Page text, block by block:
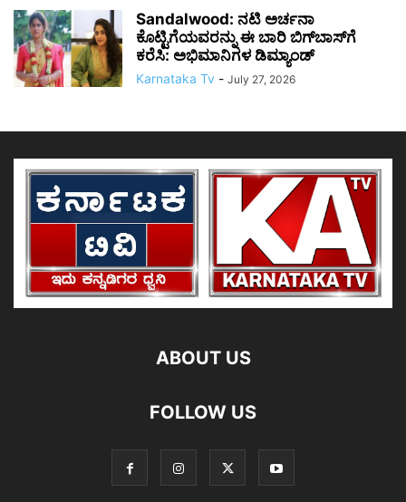
Sandalwood: ನಟಿ ಅರ್ಚನಾ
ಕೊಟ್ಟಿಗೆಯವರನ್ನು ಈ ಬಾರಿ ಬಿಗ್‌ಬಾಸ್‌ಗೆ
ಕರೆಸಿ: ಅಭಿಮಾನಿಗಳ ಡಿಮ್ಯಾಂಡ್
Karnataka Tv - July 27, 2026
ABOUT US
FOLLOW US